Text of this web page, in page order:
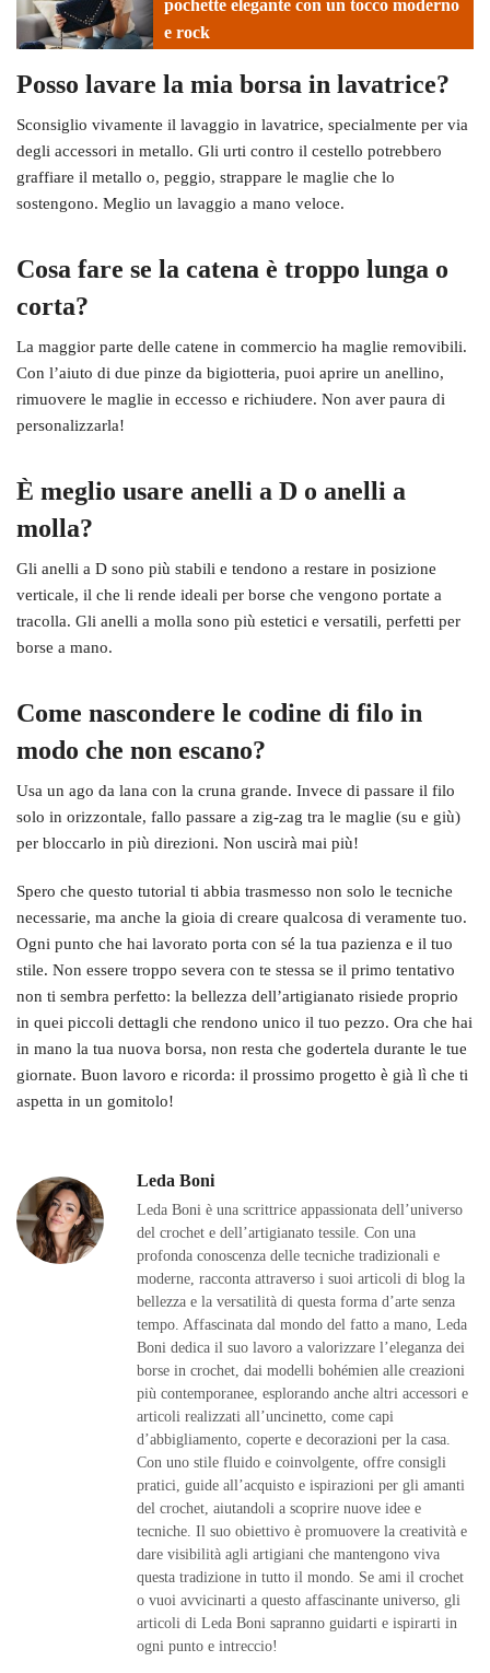
pochette elegante con un tocco moderno
e rock
Posso lavare la mia borsa in lavatrice?
Sconsiglio vivamente il lavaggio in lavatrice, specialmente per via
degli accessori in metallo. Gli urti contro il cestello potrebbero
graffiare il metallo o, peggio, strappare le maglie che lo
sostengono. Meglio un lavaggio a mano veloce.
Cosa fare se la catena è troppo lunga o
corta?
La maggior parte delle catene in commercio ha maglie removibili.
Con l’aiuto di due pinze da bigiotteria, puoi aprire un anellino,
rimuovere le maglie in eccesso e richiudere. Non aver paura di
personalizzarla!
È meglio usare anelli a D o anelli a
molla?
Gli anelli a D sono più stabili e tendono a restare in posizione
verticale, il che li rende ideali per borse che vengono portate a
tracolla. Gli anelli a molla sono più estetici e versatili, perfetti per
borse a mano.
Come nascondere le codine di filo in
modo che non escano?
Usa un ago da lana con la cruna grande. Invece di passare il filo
solo in orizzontale, fallo passare a zig-zag tra le maglie (su e giù)
per bloccarlo in più direzioni. Non uscirà mai più!
Spero che questo tutorial ti abbia trasmesso non solo le tecniche
necessarie, ma anche la gioia di creare qualcosa di veramente tuo.
Ogni punto che hai lavorato porta con sé la tua pazienza e il tuo
stile. Non essere troppo severa con te stessa se il primo tentativo
non ti sembra perfetto: la bellezza dell’artigianato risiede proprio
in quei piccoli dettagli che rendono unico il tuo pezzo. Ora che hai
in mano la tua nuova borsa, non resta che godertela durante le tue
giornate. Buon lavoro e ricorda: il prossimo progetto è già lì che ti
aspetta in un gomitolo!
Leda Boni
Leda Boni è una scrittrice appassionata dell’universo
del crochet e dell’artigianato tessile. Con una
profonda conoscenza delle tecniche tradizionali e
moderne, racconta attraverso i suoi articoli di blog la
bellezza e la versatilità di questa forma d’arte senza
tempo. Affascinata dal mondo del fatto a mano, Leda
Boni dedica il suo lavoro a valorizzare l’eleganza dei
borse in crochet, dai modelli bohémien alle creazioni
più contemporanee, esplorando anche altri accessori e
articoli realizzati all’uncinetto, come capi
d’abbigliamento, coperte e decorazioni per la casa.
Con uno stile fluido e coinvolgente, offre consigli
pratici, guide all’acquisto e ispirazioni per gli amanti
del crochet, aiutandoli a scoprire nuove idee e
tecniche. Il suo obiettivo è promuovere la creatività e
dare visibilità agli artigiani che mantengono viva
questa tradizione in tutto il mondo. Se ami il crochet
o vuoi avvicinarti a questo affascinante universo, gli
articoli di Leda Boni sapranno guidarti e ispirarti in
ogni punto e intreccio!